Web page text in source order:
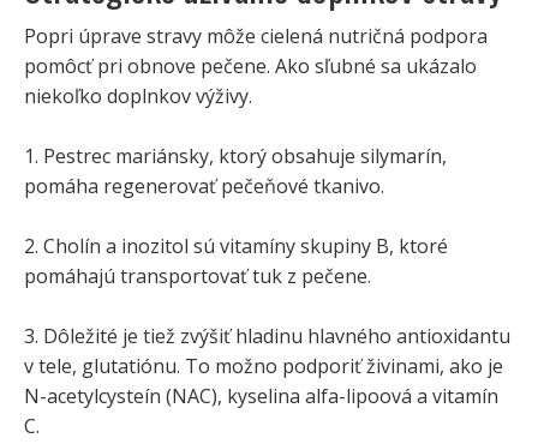
Popri úprave stravy môže cielená nutričná podpora
pomôcť pri obnove pečene. Ako sľubné sa ukázalo
niekoľko doplnkov výživy.
1. Pestrec mariánsky, ktorý obsahuje silymarín,
pomáha regenerovať pečeňové tkanivo.
2. Cholín a inozitol sú vitamíny skupiny B, ktoré
pomáhajú transportovať tuk z pečene.
3. Dôležité je tiež zvýšiť hladinu hlavného antioxidantu
v tele, glutatiónu. To možno podporiť živinami, ako je
N-acetylcysteín (NAC), kyselina alfa-lipoová a vitamín
C.